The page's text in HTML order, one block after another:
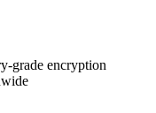
grade encryption